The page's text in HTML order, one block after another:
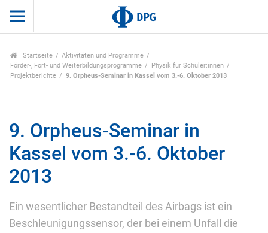
Startseite
Aktivitäten und Programme
Förder-, Fort- und Weiterbildungsprogramme
Physik für Schüler:innen
Projektberichte
9. Orpheus-Seminar in Kassel vom 3.-6. Oktober 2013
9. Orpheus-Seminar in
Kassel vom 3.-6. Oktober
2013
Ein wesentlicher Bestandteil des Airbags ist ein
Beschleunigungssensor, der bei einem Unfall die